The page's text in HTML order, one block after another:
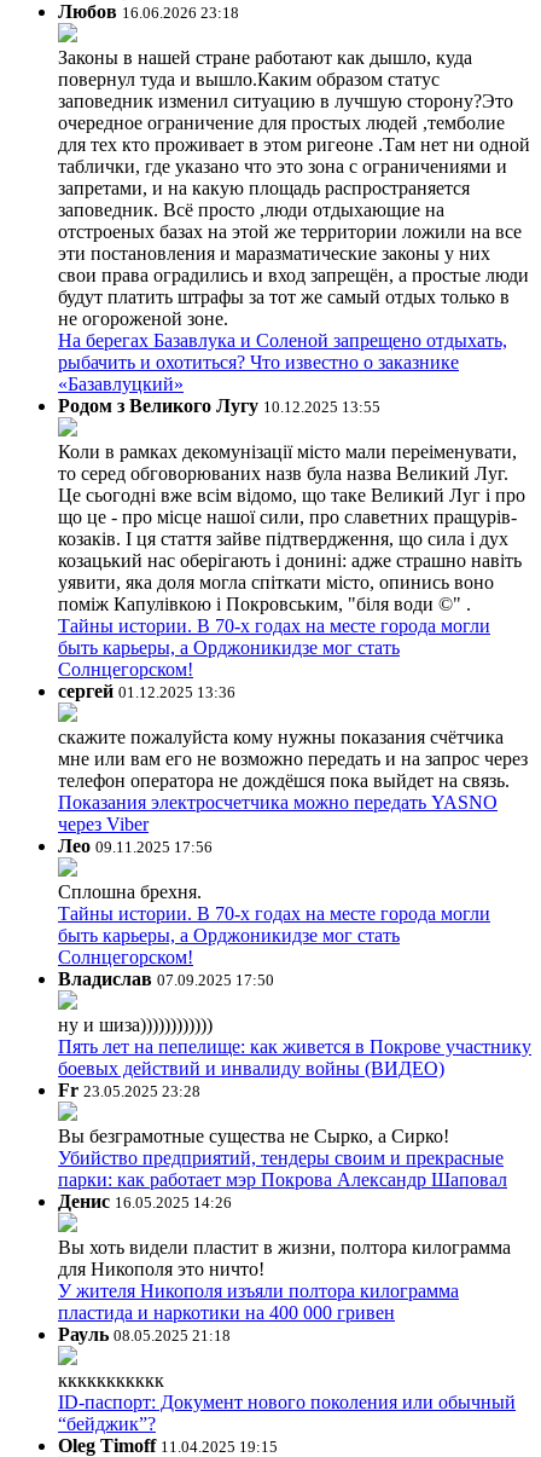
Любов 16.06.2026 23:18
Законы в нашей стране работают как дышло, куда
повернул туда и вышло.Каким образом статус
заповедник изменил ситуацию в лучшую сторону?Это
очередное ограничение для простых людей ,темболие
для тех кто проживает в этом ригеоне .Там нет ни одной
таблички, где указано что это зона с ограничениями и
запретами, и на какую площадь распространяется
заповедник. Всё просто ,люди отдыхающие на
отстроеных базах на этой же территории ложили на все
эти постановления и маразматические законы у них
свои права оградились и вход запрещён, а простые люди
будут платить штрафы за тот же самый отдых только в
не огороженой зоне.
На берегах Базавлука и Соленой запрещено отдыхать,
рыбачить и охотиться? Что известно о заказнике
«Базавлуцкий»
Родом з Великого Лугу 10.12.2025 13:55
Коли в рамках декомунізації місто мали переіменувати,
то серед обговорюваних назв була назва Великий Луг.
Це сьогодні вже всім відомо, що таке Великий Луг і про
що це - про місце нашої сили, про славетних пращурів-
козаків. І ця стаття зайве підтвердження, що сила і дух
козацький нас оберігають і донині: адже страшно навіть
уявити, яка доля могла спіткати місто, опинись воно
поміж Капулівкою і Покровським, "біля води ©" .
Тайны истории. В 70-х годах на месте города могли
быть карьеры, а Орджоникидзе мог стать
Солнцегорском!
сергей 01.12.2025 13:36
скажите пожалуйста кому нужны показания счётчика
мне или вам его не возможно передать и на запрос через
телефон оператора не дождёшся пока выйдет на связь.
Показания электросчетчика можно передать YASNO
через Viber
Лео 09.11.2025 17:56
Сплошна брехня.
Тайны истории. В 70-х годах на месте города могли
быть карьеры, а Орджоникидзе мог стать
Солнцегорском!
Владислав 07.09.2025 17:50
ну и шиза))))))))))))
Пять лет на пепелище: как живется в Покрове участнику
боевых действий и инвалиду войны (ВИДЕО)
Fr 23.05.2025 23:28
Вы безграмотные существа не Сырко, а Сирко!
Убийство предприятий, тендеры своим и прекрасные
парки: как работает мэр Покрова Александр Шаповал
Денис 16.05.2025 14:26
Вы хоть видели пластит в жизни, полтора килограмма
для Никополя это ничто!
У жителя Никополя изъяли полтора килограмма
пластида и наркотики на 400 000 гривен
Рауль 08.05.2025 21:18
ккккккккккк
ID-паспорт: Документ нового поколения или обычный
“бейджик”?
Oleg Timoff 11.04.2025 19:15